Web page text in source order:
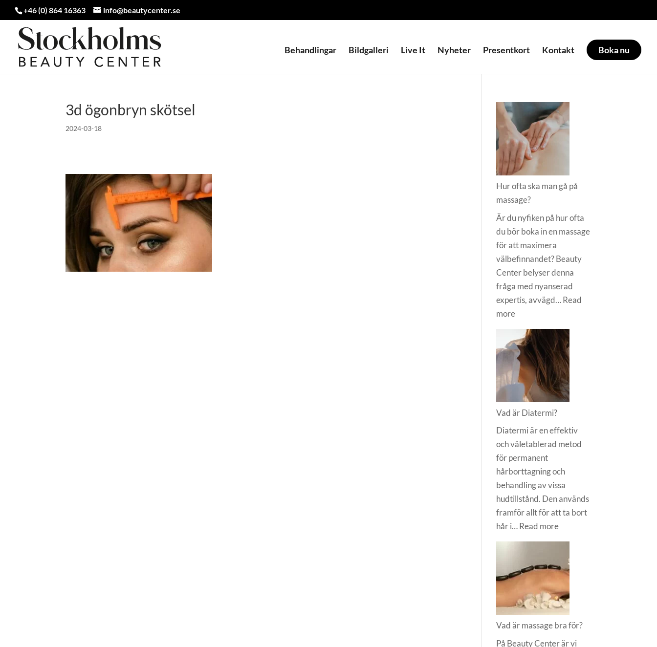
+46 (0) 864 16363 info@beautycenter.se
Behandlingar Bildgalleri Live It Nyheter Presentkort Kontakt Boka nu
3d ögonbryn skötsel
2024-03-18
Hur ofta ska man gå på
massage?
Är du nyfiken på hur ofta
du bör boka in en massage
för att maximera
välbefinnandet? Beauty
Center belyser denna
fråga med nyanserad
expertis, avvägd…Read
more:
Hur
ofta
ska
man
gå
på
massage?
Vad är Diatermi?
Diatermi är en effektiv
och väletablerad metod
för permanent
hårborttagning och
behandling av vissa
hudtillstånd. Den används
framför allt för att ta bort
hår i…Read more:
Vad
Diatermi?
Vad är massage bra för?
På Beauty Center är vi